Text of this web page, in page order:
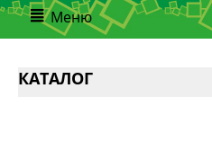
Меню
КАТАЛОГ